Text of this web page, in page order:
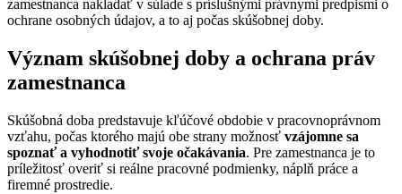
zamestnanca nakladať v súlade s príslušnými právnymi predpismi o
ochrane osobných údajov, a to aj počas skúšobnej doby.
Význam skúšobnej doby a ochrana práv
zamestnanca
Skúšobná doba predstavuje kľúčové obdobie v pracovnoprávnom
vzťahu, počas ktorého majú obe strany možnosť vzájomne sa
spoznať a vyhodnotiť svoje očakávania. Pre zamestnanca je to
príležitosť overiť si reálne pracovné podmienky, náplň práce a
firemné prostredie.